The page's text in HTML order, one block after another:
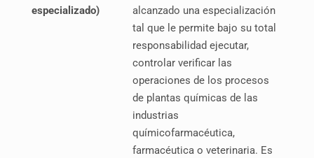
especializado)
alcanzado una especialización
tal que le permite bajo su total
responsabilidad ejecutar,
controlar verificar las
operaciones de los procesos
de plantas químicas de las
industrias
químicofarmacéutica,
farmacéutica o veterinaria. Es